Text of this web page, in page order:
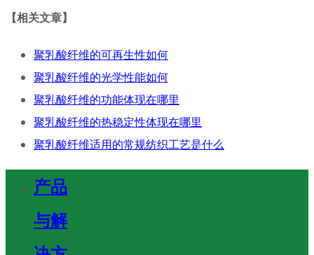
【相关文章】
聚乳酸纤维的可再生性如何
聚乳酸纤维的光学性能如何
聚乳酸纤维的功能体现在哪里
聚乳酸纤维的热稳定性体现在哪里
聚乳酸纤维适用的常规纺织工艺是什么
产品
与解